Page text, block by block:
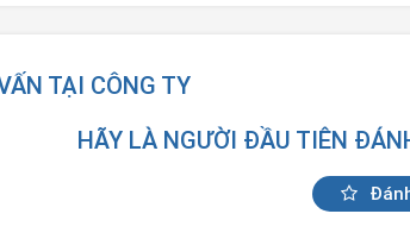
TẠI CÔNG TY
HÃY LÀ NGƯỜI ĐẦU TIÊN